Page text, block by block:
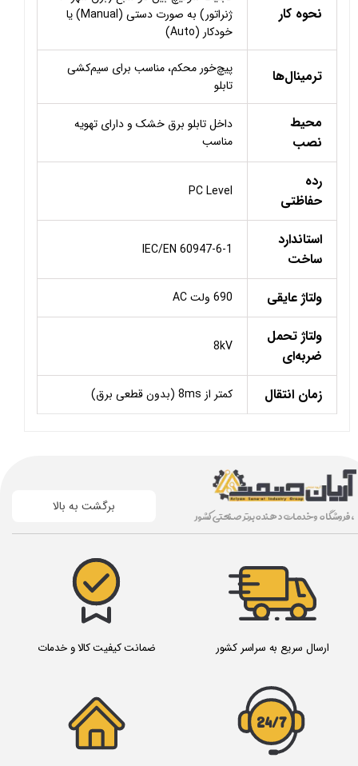
نحوه کار
ژنراتور) به صورت دستی (Manual) یا
خودکار (Auto)
ترمینال‌ها
پیچ‌خور محکم، مناسب برای سیم‌کشی
تابلو
محیط
نصب
داخل تابلو برق خشک و دارای تهویه
مناسب
رده
حفاظتی
PC Level
استاندارد
ساخت
IEC/EN 60947-6-1
ولتاژ عایقی 690 ولت AC
ولتاژ تحمل
ضربه‌ای
8kV
زمان انتقال کمتر از 8ms (بدون قطعی برق)
ضمانت کیفیت کالا و خدمات
برگشت به بالا ، فروشگاه و خدمات دهنده برتر صنعتی کشور
ارسال سریع به سراسر کشور
24/7